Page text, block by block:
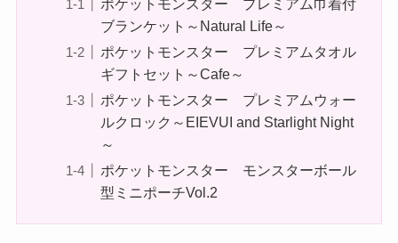
ポケットモンスター プレミアム巾着付
ブランケット～Natural Life～
ポケットモンスター プレミアムタオル
ギフトセット～Cafe～
ポケットモンスター プレミアムウォー
ルクロック～EIEVUI and Starlight Night
～
ポケットモンスター モンスターボール
型ミニポーチVol.2